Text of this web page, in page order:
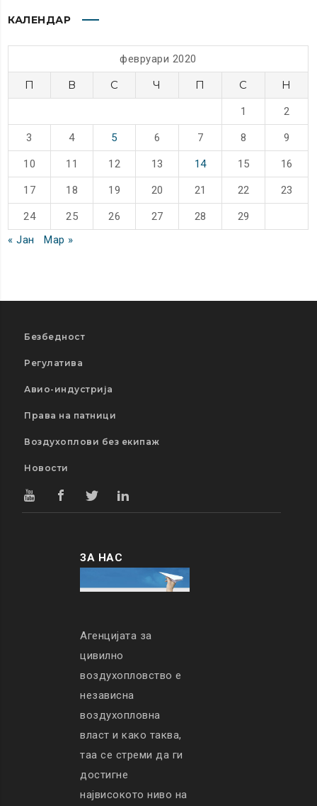
КАЛЕНДАР
февруари 2020
П В С Ч П С Н
1 2
3 4 5 6 7 8 9
10 11 12 13 14 15 16
17 18 19 20 21 22 23
24 25 26 27 28
29
« Јан
Мар »
Безбедност
Регулатива
Авио-индустрија
Права на патници
Воздухоплови без екипаж
Новости
ЗА НАС
Агенцијата за
цивилно
воздухопловство е
независна
воздухопловна
власт и како таква,
таа се стреми да ги
достигне
највисокото ниво на